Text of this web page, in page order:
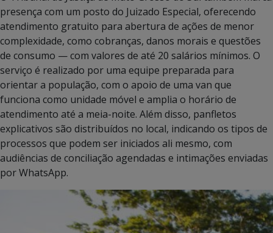
presença com um posto do Juizado Especial, oferecendo
atendimento gratuito para abertura de ações de menor
complexidade, como cobranças, danos morais e questões
de consumo — com valores de até 20 salários mínimos. O
serviço é realizado por uma equipe preparada para
orientar a população, com o apoio de uma van que
funciona como unidade móvel e amplia o horário de
atendimento até a meia-noite. Além disso, panfletos
explicativos são distribuídos no local, indicando os tipos de
processos que podem ser iniciados ali mesmo, com
audiências de conciliação agendadas e intimações enviadas
por WhatsApp.